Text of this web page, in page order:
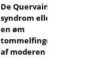
De Quervains
syndrom eller
en øm
tommelfinger
af moderen